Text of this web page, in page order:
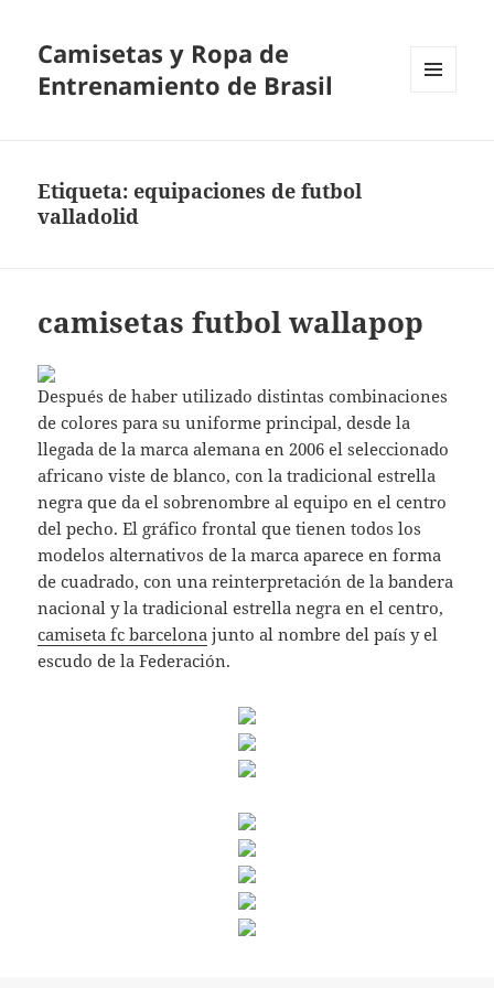
Camisetas y Ropa de
Entrenamiento de Brasil
Etiqueta:equipaciones de futbol
valladolid
camisetas futbol wallapop
Después de haber utilizado distintas combinaciones
de colores para su uniforme principal, desde la
llegada de la marca alemana en 2006 el seleccionado
africano viste de blanco, con la tradicional estrella
negra que da el sobrenombre al equipo en el centro
del pecho. El gráfico frontal que tienen todos los
modelos alternativos de la marca aparece en forma
de cuadrado, con una reinterpretación de la bandera
nacional y la tradicional estrella negra en el centro,
camiseta fc barcelona junto al nombre del país y el
escudo de la Federación.